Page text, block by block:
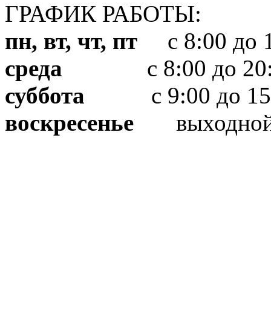
ГРАФИК РАБОТЫ:
пн, вт, чт, пт с 8:00 до
среда с 8:00 до
суббота с 9:00 до
воскресенье